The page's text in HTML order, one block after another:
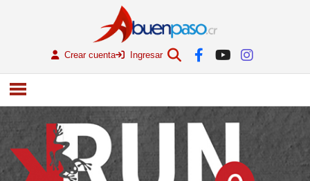
Crear cuenta Ingresar